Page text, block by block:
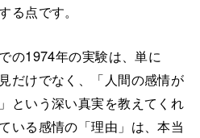
る点です。
の1974年の実験は、単に
だけでなく、「人間の感情が
という深い真実を教えてくれ
いる感情の「理由」は、本当